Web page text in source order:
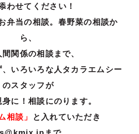
わせてください！
弁当の相談。春野菜の相談か
ら、
関係の相談まで、
、いろいろな人タカラエムシー
のスタッフが
に！相談にのります。
相談」
と入れていただき